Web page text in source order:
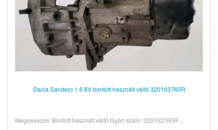
Dacia Sandero 1.6 8V bontott használt váltó 320103760R
Megnevezés: Bontott használt váltó Gyári szám: 320103760R ...